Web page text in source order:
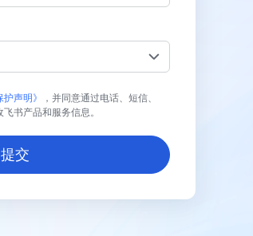
护声明》
，并同意通过电话、短信、
书产品和服务信息。
提交